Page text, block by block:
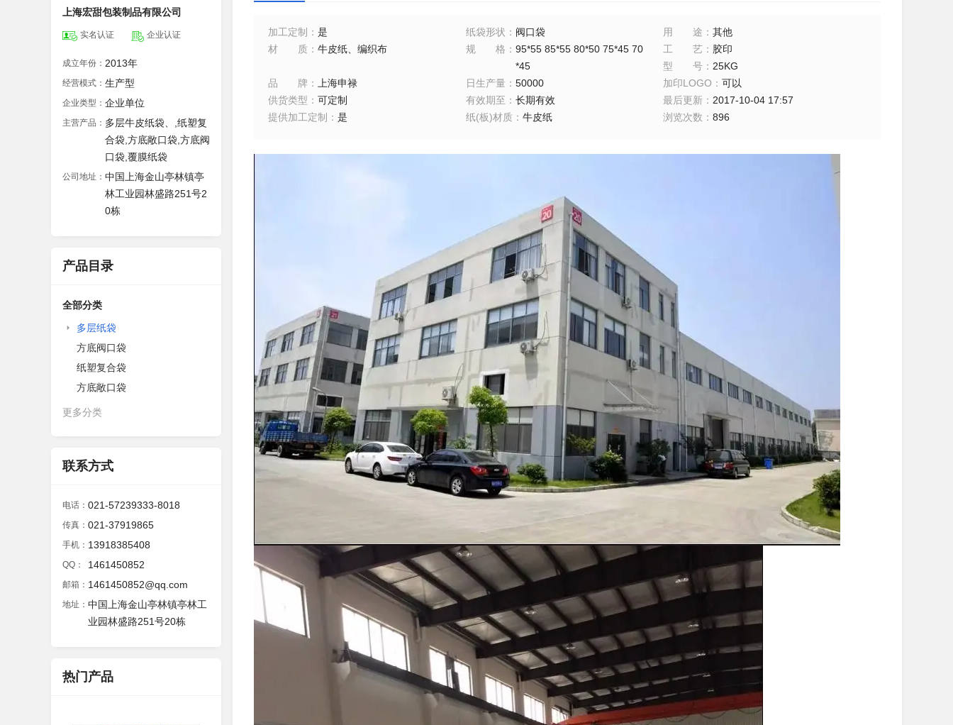
上海宏甜包装制品有限公司
实名认证 企业认证
成立年份： 2013年
经营模式： 生产型
企业类型： 企业单位
主营产品： 多层牛皮纸袋、,纸塑复
合袋,方底敞口袋,方底阀
口袋,覆膜纸袋
公司地址： 中国上海金山亭林镇亭
林工业园林盛路251号2
0栋
产品目录
全部分类
多层纸袋
方底阀口袋
纸塑复合袋
方底敞口袋
更多分类
联系方式
电话： 021-57239333-8018
传真： 021-37919865
手机： 13918385408
QQ： 1461450852
邮箱： 1461450852@qq.com
地址： 中国上海金山亭林镇亭林工
业园林盛路251号20栋
热门产品
加工定制 ： 是 纸袋形状 ： 阀口袋 用途 ：其他
材质 ： 牛皮纸、编织布 规格 ： 95*55 85*55 80*50 75*45 70
*45
工艺 ： 胶印
型号 ： 25KG
品牌 ： 上海申禄 日生产量： 50000 加印LOGO ：可以
供货类型 ： 可定制 有效期至 ： 长期有效 最后更新 ： 2017-10-04 17:57
提供加工定制
： 是 纸(板)材质 ： 牛皮纸 浏览次数 ：896